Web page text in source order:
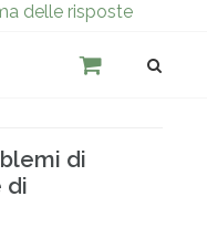
delle risposte
di
di